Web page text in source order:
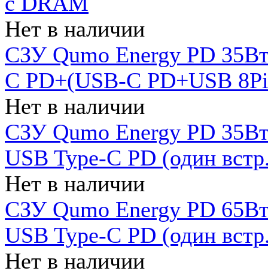
Нет в наличии
СЗУ Qumo Energy PD
C PD+(USB-C PD+USB
Нет в наличии
СЗУ Qumo Energy PD
USB Type-C PD (один
Нет в наличии
СЗУ Qumo Energy PD
USB Type-C PD (один
Нет в наличии